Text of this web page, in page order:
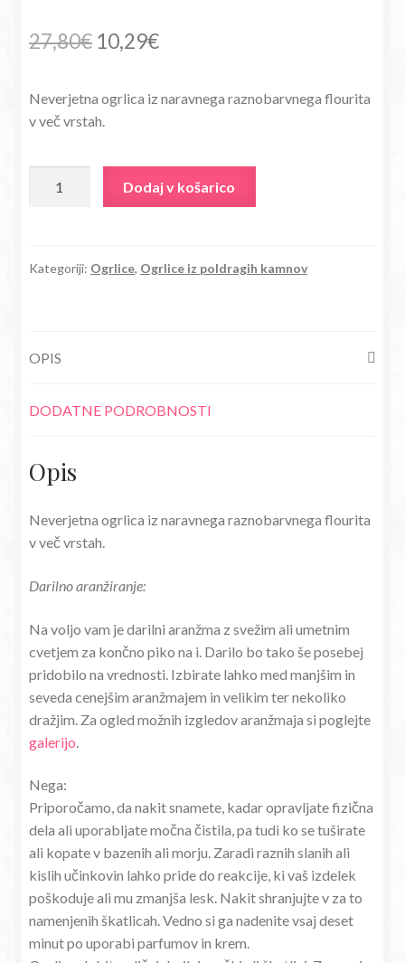
27,80€ Izvirna
je
27,80€.
10,29€Trenutna
je:
Neverjetna ogrlica iz naravnega raznobarvnega flourita
v več vrstah.
barvi
Dodaj v košarico
Kategoriji: Ogrlice, Ogrlice iz poldragih kamnov
OPIS
DODATNE PODROBNOSTI
Opis
Neverjetna ogrlica iz naravnega raznobarvnega flourita
v več vrstah.
Darilno aranžiranje:
Na voljo vam je darilni aranžma z svežim ali umetnim
cvetjem za končno piko na i. Darilo bo tako še posebej
pridobilo na vrednosti. Izbirate lahko med manjšim in
seveda cenejšim aranžmajem in velikim ter nekoliko
dražjim. Za ogled možnih izgledov aranžmaja si poglejte
galerijo
Nega:
Priporočamo, da nakit snamete, kadar opravljate fizična
dela ali uporabljate močna čistila, pa tudi ko se tuširate
ali kopate v bazenih ali morju. Zaradi raznih slanih ali
kislih učinkovin lahko pride do reakcije, ki vaš izdelek
poškoduje ali mu zmanjša lesk. Nakit shranjujte v za to
namenjenih škatlicah. Vedno si ga nadenite vsaj deset
minut po uporabi parfumov in krem.